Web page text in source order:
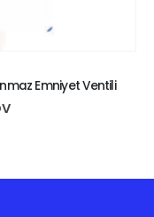
Emniyet Ventili